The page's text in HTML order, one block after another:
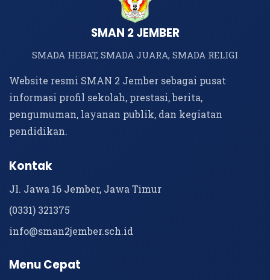
SMAN 2 JEMBER
SMADA HEBAT, SMADA JUARA, SMADA RELIGI
Website resmi SMAN 2 Jember sebagai pusat
informasi profil sekolah, prestasi, berita,
pengumuman, layanan publik, dan kegiatan
pendidikan.
Kontak
Jl. Jawa 16 Jember, Jawa Timur
(0331) 321375
info@sman2jember.sch.id
Menu Cepat